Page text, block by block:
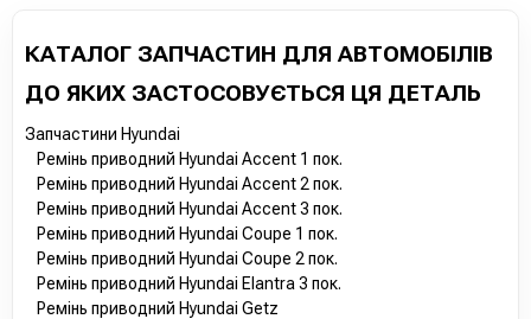
КАТАЛОГ ЗАПЧАСТИН ДЛЯ АВТОМОБІЛІВ
ДО ЯКИХ ЗАСТОСОВУЄТЬСЯ ЦЯ ДЕТАЛЬ
Запчастини Hyundai
Ремінь приводний Hyundai Accent 1 пок.
Ремінь приводний Hyundai Accent 2 пок.
Ремінь приводний Hyundai Accent 3 пок.
Ремінь приводний Hyundai Coupe 1 пок.
Ремінь приводний Hyundai Coupe 2 пок.
Ремінь приводний Hyundai Elantra 3 пок.
Ремінь приводний Hyundai Getz